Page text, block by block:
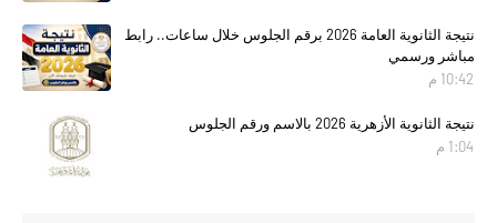
نتيجة الثانوية العامة 2026 برقم الجلوس خلال ساعات.. رابط
مباشر ورسمي
10:42 م
نتيجة الثانوية الأزهرية 2026 بالاسم ورقم الجلوس
1:04 م